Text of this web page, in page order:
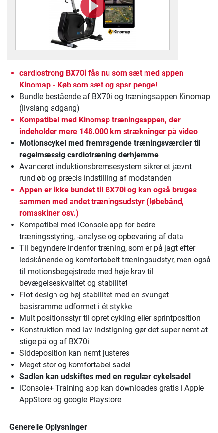
cardiostrong BX70i fås nu som sæt med appen
Kinomap - Køb som sæt og spar penge!
Bundle bestående af BX70i og træningsappen Kinomap
(livslang adgang)
Kompatibel med Kinomap træningsappen, der
indeholder mere 148.000 km strækninger på video
Motionscykel med fremragende træningsværdier til
regelmæssig cardiotræning derhjemme
Avanceret induktionsbremsesystem sikrer et jævnt
rundløb og præcis indstilling af modstanden
Appen er ikke bundet til BX70i og kan også bruges
sammen med andet træningsudstyr (løbebånd,
romaskiner osv.)
Kompatibel med iConsole app for bedre
træningsstyring, -analyse og opbevaring af data
Til begyndere indenfor træning, som er på jagt efter
ledskånende og komfortabelt træningsudstyr, men også
til motionsbegejstrede med høje krav til
bevægelseskvalitet og stabilitet
Flot design og høj stabilitet med en svunget
basisramme udformet i ét stykke
Multipositionsstyr til opret cykling eller sprintposition
Konstruktion med lav indstigning gør det super nemt at
stige på og af BX70i
Siddeposition kan nemt justeres
Meget stor og komfortabel sadel
Sadlen kan udskiftes med en regulær cykelsadel
iConsole+ Training app kan downloades gratis i Apple
AppStore og google Playstore
Generelle Oplysninger